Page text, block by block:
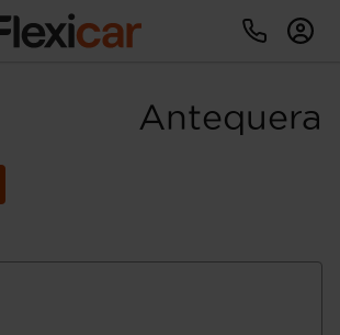
Antequera